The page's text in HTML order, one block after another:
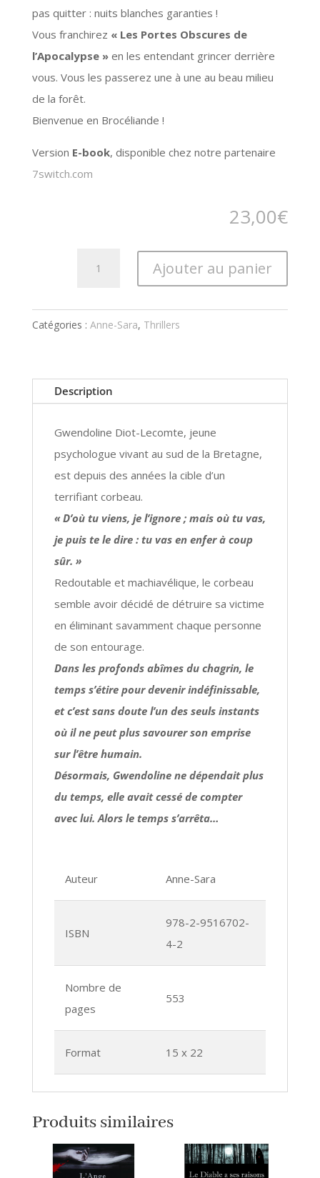
pas quitter : nuits blanches garanties !
Vous franchirez « Les Portes Obscures de
l’Apocalypse »en les entendant grincer derrière
vous. Vous les passerez une à une au beau milieu
de la forêt.
Bienvenue en Brocéliande !
Version E-book, disponible chez notre partenaire
7switch.com
23,00€
Portes
l'Apocalypse
Ajouter au panier
Catégories : Anne-Sara, Thrillers
Description
Gwendoline Diot-Lecomte, jeune
psychologue vivant au sud de la Bretagne,
est depuis des années la cible d’un
terrifiant corbeau.
« D’où tu viens, je l’ignore ; mais où tu vas,
je puis te le dire : tu vas en enfer à coup
sûr. »
Redoutable et machiavélique, le corbeau
semble avoir décidé de détruire sa victime
en éliminant savamment chaque personne
de son entourage.
Dans les profonds abîmes du chagrin, le
temps s’étire pour devenir indéfinissable,
et c’est sans doute l’un des seuls instants
où il ne peut plus savourer son emprise
sur l’être humain.
Désormais, Gwendoline ne dépendait plus
du temps, elle avait cessé de compter
avec lui. Alors le temps s’arrêta…
Auteur Anne-Sara
ISBN
978-2-9516702-
4-2
Nombre de
pages
553
Format 15 x 22
Produits similaires